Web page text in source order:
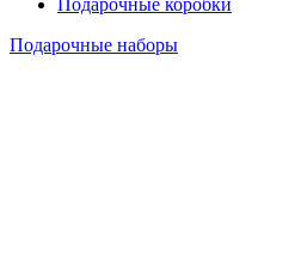
Подарочные наборы